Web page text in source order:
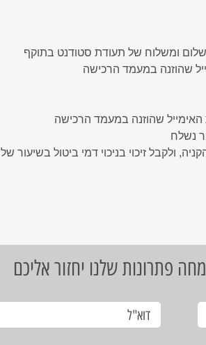
שהוזנה במעמד הרכישה
שהוזנה במעמד הרכישה
נשלח
פתרונות שלנו יחזור אליכם